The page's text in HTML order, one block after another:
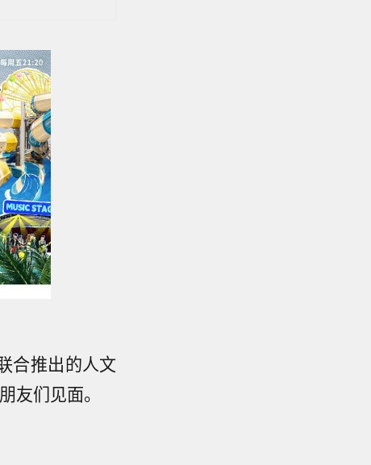
合推出的人文
友们见面。